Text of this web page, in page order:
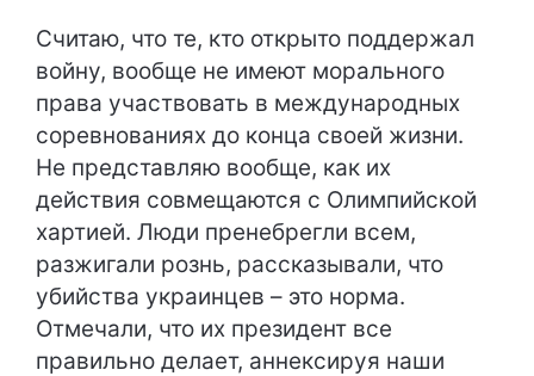
Считаю, что те, кто открыто поддержал
войну, вообще не имеют морального
права участвовать в международных
соревнованиях до конца своей жизни.
Не представляю вообще, как их
действия совмещаются с Олимпийской
хартией. Люди пренебрегли всем,
разжигали рознь, рассказывали, что
убийства украинцев – это норма.
Отмечали, что их президент все
правильно делает, аннексируя наши